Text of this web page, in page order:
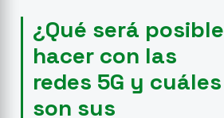
¿Qué será posible
hacer con las
redes 5G y cuáles
son sus